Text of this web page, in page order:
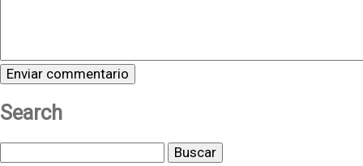
Search
Buscar